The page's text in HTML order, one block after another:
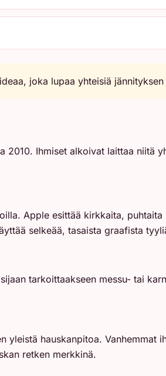
joka lupaa yhteisiä jännityksen
Ihmiset alkoivat laittaa niitä
Apple esittää kirkkaita,
selkeää, tasaista graafista
tarkoittaakseen messu- tai
hauskanpitoa. Vanhemmat
retken merkkinä.